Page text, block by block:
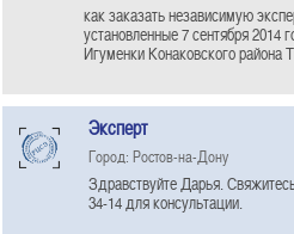
как заказать независимую
установленные 7 сентября
Игуменки Конаковского района
Эксперт
Город: Ростов-на-Дону
Здравствуйте Дарья.
34-14 для консультации.